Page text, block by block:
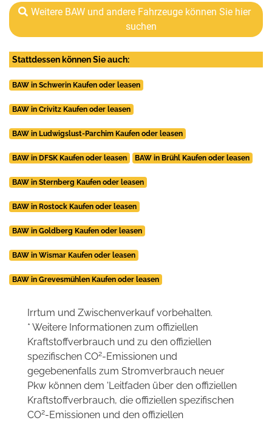
Weitere BAW und andere Fahrzeuge können Sie hier
suchen
Stattdessen können Sie auch:
BAW in Schwerin Kaufen oder leasen
BAW in Crivitz Kaufen oder leasen
BAW in Ludwigslust-Parchim Kaufen oder leasen
BAW in DFSK Kaufen oder leasen BAW in Brühl Kaufen oder leasen
BAW in Sternberg Kaufen oder leasen
BAW in Rostock Kaufen oder leasen
BAW in Goldberg Kaufen oder leasen
BAW in Wismar Kaufen oder leasen
BAW in Grevesmühlen Kaufen oder leasen
Irrtum und Zwischenverkauf vorbehalten.
* Weitere Informationen zum offiziellen
Kraftstoffverbrauch und zu den offiziellen
spezifischen CO2-Emissionen und
gegebenenfalls zum Stromverbrauch neuer
Pkw können dem 'Leitfaden über den offiziellen
Kraftstoffverbrauch, die offiziellen spezifischen
CO2-Emissionen und den offiziellen